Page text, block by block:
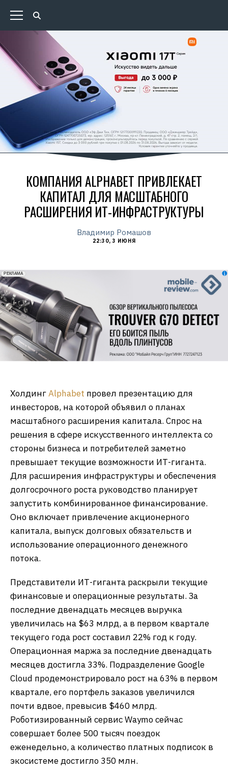
КОМПАНИЯ ALPHABET ПРИВЛЕКАЕТ
КАПИТАЛ ДЛЯ МАСШТАБНОГО
РАСШИРЕНИЯ ИТ-ИНФРАСТРУКТУРЫ
Владимир Ромашов
22:30, 3 ИЮНЯ
erid: 2VfnxxmNzs5
РЕКЛАМА
ХолдингAlphabet провел презентацию для
инвесторов, на которой объявил о планах
масштабного расширения капитала. Спрос на
решения в сфере искусственного интеллекта со
стороны бизнеса и потребителей заметно
превышает текущие возможности ИТ-гиганта.
Для расширения инфраструктуры и обеспечения
долгосрочного роста руководство планирует
запустить комбинированное финансирование.
Оно включает привлечение акционерного
капитала, выпуск долговых обязательств и
использование операционного денежного
потока.
Представители ИТ-гиганта раскрыли текущие
финансовые и операционные результаты. За
последние двенадцать месяцев выручка
увеличилась на $63 млрд, а в первом квартале
текущего года рост составил 22% год к году.
Операционная маржа за последние двенадцать
месяцев достигла 33%. Подразделение Google
Cloud продемонстрировало рост на 63% в первом
квартале, его портфель заказов увеличился
почти вдвое, превысив $460 млрд.
Роботизированный сервис Waymo сейчас
совершает более 500 тысяч поездок
еженедельно, а количество платных подписок в
экосистеме достигло 350 млн.